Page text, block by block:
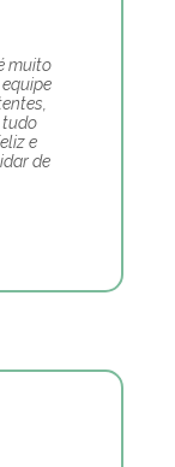
muito
tudo
e
de